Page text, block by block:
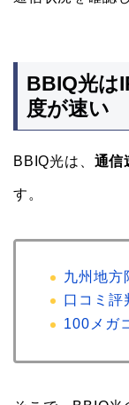
BBIQ光は
度が速い
BBIQ光は、 通信
す。
九州地方
口コミ評
100メガ